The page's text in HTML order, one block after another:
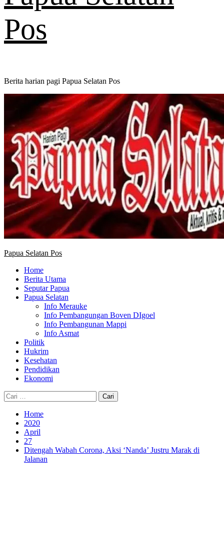
Pos
Berita harian pagi Papua Selatan Pos
Primary
Papua Selatan Pos
Home
Berita Utama
Seputar Papua
Papua Selatan
Info Merauke
Info Pembangungan Boven DIgoel
Info Pembangunan Mappi
Info Asmat
Politik
Hukrim
Kesehatan
Pendidikan
Ekonomi
Cari
untuk:
Home
2020
April
27
Ditengah Wabah Corona, Aksi ‘Nanda’ Justru Marak di
Jalanan